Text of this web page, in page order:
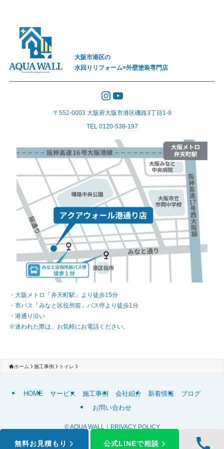
大阪市港区の
水回りリフォーム×外壁塗装専門店
Instagram
YouTube
〒552-0003 大阪府大阪市港区磯路3丁目1-9
TEL 0120-538-197
・大阪メトロ「弁天町駅」より徒歩15分
・市バス「みなと区役所前」バス停より徒歩1分
・港通り沿い
※迷われた際は、お気軽にお電話ください。
無料お見積もり 公式LINEで相談
ホーム 施工事例 トイレ
HOME サービス 施工事例 会社紹介 新着情報
ブログ
お問い合わせ
©AQUA WALL｜ PRIVACY POLICY